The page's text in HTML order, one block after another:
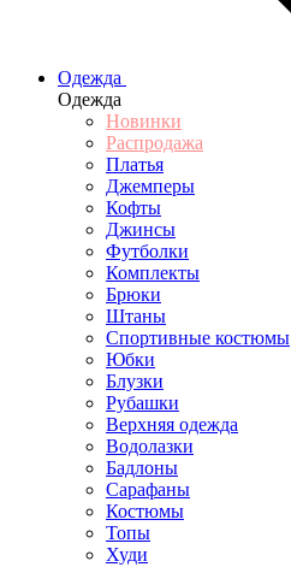
Одежда
Одежда
Новинки
Распродажа
Платья
Джемперы
Кофты
Джинсы
Футболки
Комплекты
Брюки
Штаны
Спортивные костюмы
Юбки
Блузки
Рубашки
Верхняя одежда
Водолазки
Бадлоны
Сарафаны
Костюмы
Топы
Худи